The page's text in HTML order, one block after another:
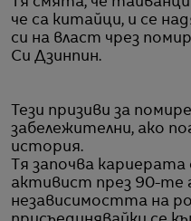
че са китайци, и се
си на власт чрез
Си Дзинпин.
Тези призиви за
забележителни, ако
история.
Тя започва
активист през 90-те
независимостта на